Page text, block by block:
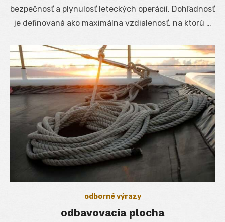
bezpečnosť a plynulosť leteckých operácií. Dohľadnosť
je definovaná ako maximálna vzdialenosť, na ktorú …
odborné výrazy
odbavovacia plocha